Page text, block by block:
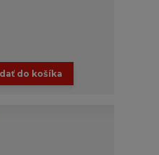
do košíka